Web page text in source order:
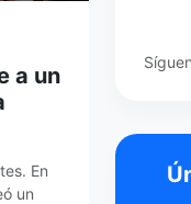
a un
En
un